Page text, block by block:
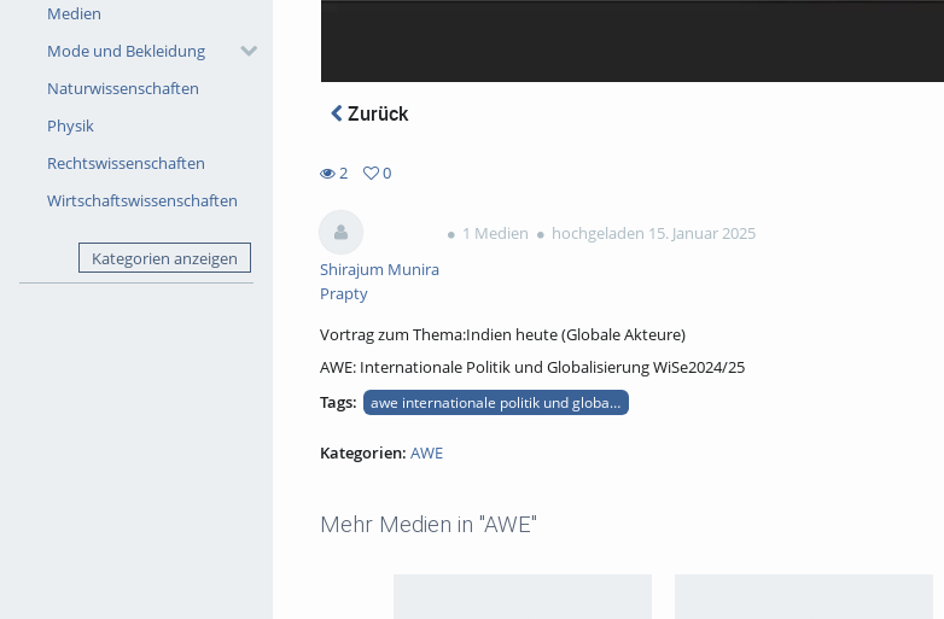
Medien
Mode und Bekleidung
Naturwissenschaften
Physik
Rechtswissenschaften
Wirtschaftswissenschaften
Kategorien anzeigen
Zurück
2
views
0
favorites
Shirajum Munira
Prapty
1 Medien hochgeladen 15. Januar 2025
Vortrag zum Thema:Indien heute (Globale Akteure)
AWE: Internationale Politik und Globalisierung WiSe2024/25
Tags:
awe internationale politik und globalisierung
Kategorien: AWE
Mehr Medien in "AWE"